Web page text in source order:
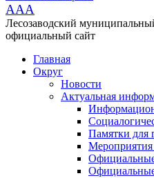
AAA
Лесозаводский
официальный сайт
Главная
Округ
Новости
Актуальная
Памятки для